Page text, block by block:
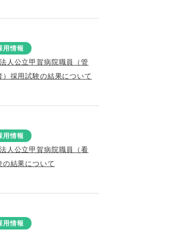
用情報
人公立甲賀病院職員（管
採用試験の結果について
用情報
人公立甲賀病院職員（看
の結果について
用情報